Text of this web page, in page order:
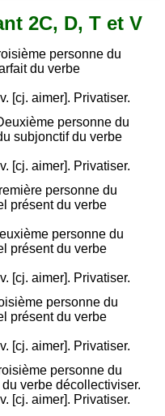
2C, D, T et V
personne du
du verbe
v. [cj. aimer]. Privatiser.
personne du
subjonctif du verbe
v. [cj. aimer]. Privatiser.
personne du
présent du verbe
personne du
présent du verbe
v. [cj. aimer]. Privatiser.
personne du
présent du verbe
v. [cj. aimer]. Privatiser.
personne du
verbe décollectiviser.
v. [cj. aimer]. Privatiser.